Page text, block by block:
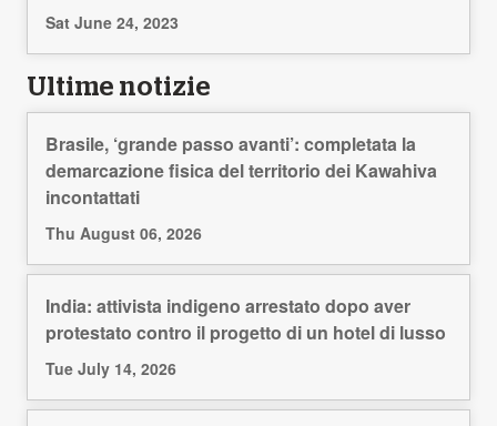
Sat June 24, 2023
Ultime notizie
Brasile, ‘grande passo avanti’: completata la
demarcazione fisica del territorio dei Kawahiva
incontattati
Thu August 06, 2026
India: attivista indigeno arrestato dopo aver
protestato contro il progetto di un hotel di lusso
Tue July 14, 2026